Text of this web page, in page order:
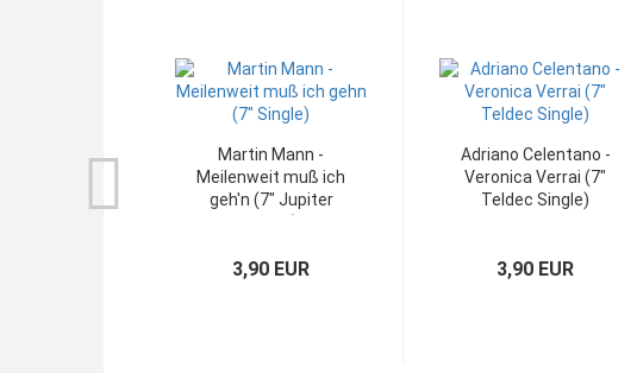
Martin Mann -
Meilenweit muß ich
geh'n (7" Jupiter
3,90 EUR
Adriano Celentano -
Veronica Verrai (7"
Teldec Single)
3,90 EUR